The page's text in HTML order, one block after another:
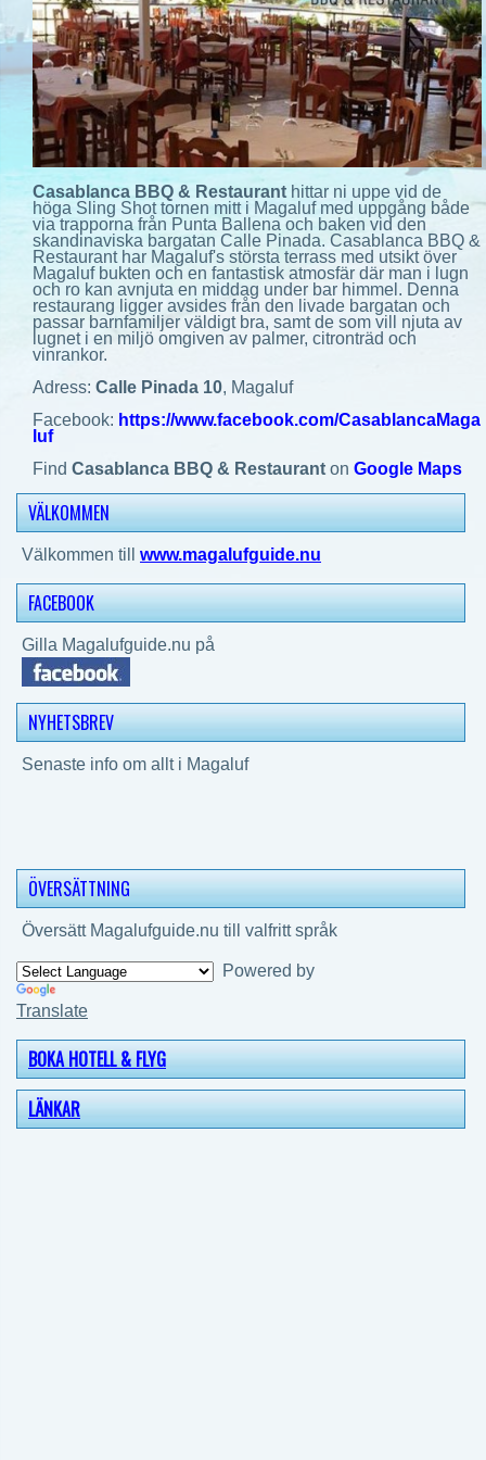
Casablanca BBQ & Restaurant hittar ni uppe vid de
höga Sling Shot tornen mitt i Magaluf med uppgång både
via trapporna från Punta Ballena och baken vid den
skandinaviska bargatan Calle Pinada. Casablanca BBQ &
Restaurant har Magaluf's största terrass med utsikt över
Magaluf bukten och en fantastisk atmosfär där man i lugn
och ro kan avnjuta en middag under bar himmel. Denna
restaurang ligger avsides från den livade bargatan och
passar barnfamiljer väldigt bra, samt de som vill njuta av
lugnet i en miljö omgiven av palmer, citronträd och
vinrankor.
Adress: Calle Pinada 10, Magaluf
Facebook: https://www.facebook.com/CasablancaMaga
luf
Find Casablanca BBQ & Restaurant on Google Maps
VÄLKOMMEN
Välkommen till www.magalufguide.nu
FACEBOOK
Gilla Magalufguide.nu på
NYHETSBREV
Senaste info om allt i Magaluf
ÖVERSÄTTNING
Översätt Magalufguide.nu till valfritt språk
Powered by
Translate
BOKA HOTELL & FLYG
LÄNKAR